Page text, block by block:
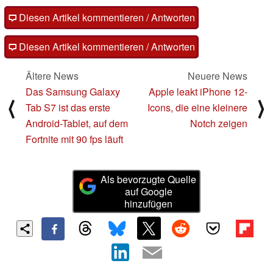
Diesen Artikel kommentieren / Antworten
Diesen Artikel kommentieren / Antworten
⟨
Ältere News
Das Samsung Galaxy
Tab S7 ist das erste
Android-Tablet, auf dem
Fortnite mit 90 fps läuft
Neuere News
Apple leakt iPhone 12-
Icons, die eine kleinere
Notch zeigen
⟩
Als bevorzugte Quelle
auf Google
hinzufügen